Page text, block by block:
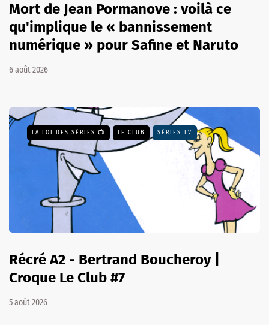
Mort de Jean Pormanove : voilà ce
qu'implique le « bannissement
numérique » pour Safine et Naruto
6 août 2026
LA LOI DES SÉRIES 📺 LE CLUB SÉRIES TV
Récré A2 - Bertrand Boucheroy |
Croque Le Club #7
5 août 2026